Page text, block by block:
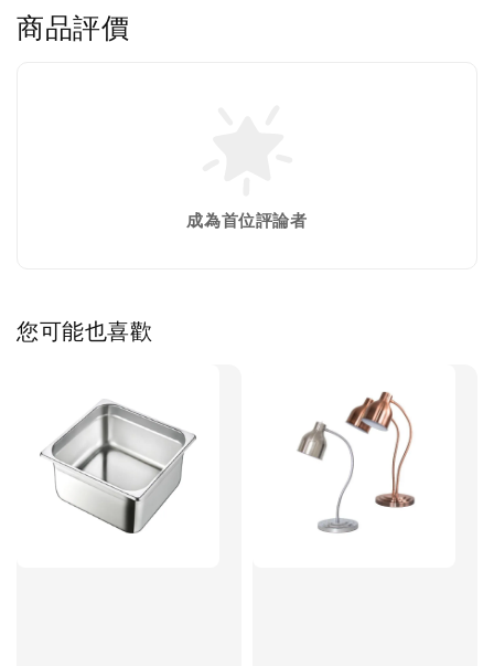
商品評價
成為首位評論者
您可能也喜歡